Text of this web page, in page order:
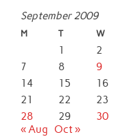
September 2009
M T W
1 2
7
8 9
14
15 16
21
22 23
28
29
30
« Aug
Oct »